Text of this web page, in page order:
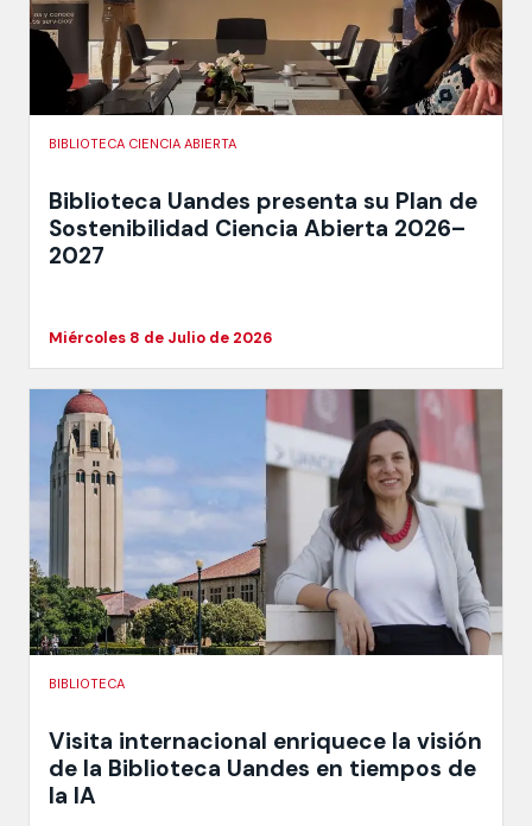
BIBLIOTECA CIENCIA ABIERTA
Biblioteca Uandes presenta su Plan de
Sostenibilidad Ciencia Abierta 2026–
2027
Miércoles 8 de Julio de 2026
BIBLIOTECA
Visita internacional enriquece la visión
de la Biblioteca Uandes en tiempos de
la IA